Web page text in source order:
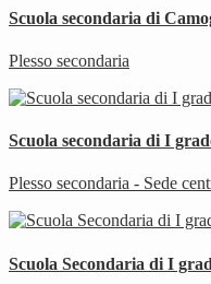
Scuola secondaria di
Plesso secondaria
Scuola secondaria di I
Plesso secondaria - Sede
Scuola Secondaria di I